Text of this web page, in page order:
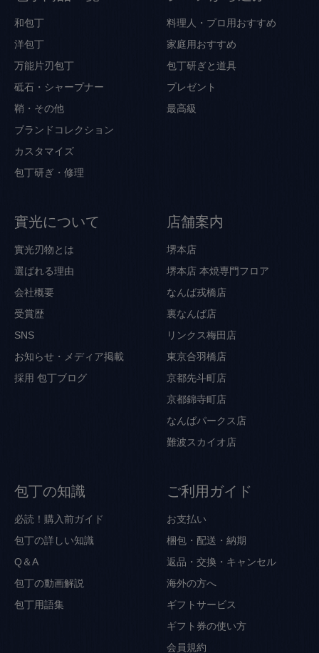
和包丁
洋包丁
万能片刃包丁
砥石・シャープナー
鞘・その他
ブランドコレクション
カスタマイズ
包丁研ぎ・修理
料理人・プロ用おすすめ
家庭用おすすめ
包丁研ぎと道具
プレゼント
最高級
實光について
實光刃物とは
選ばれる理由
会社概要
受賞歴
SNS
お知らせ・メディア掲載
採用 包丁ブログ
店舗案内
堺本店
堺本店 本焼専門フロア
なんば戎橋店
裏なんば店
リンクス梅田店
東京合羽橋店
京都先斗町店
京都錦寺町店
なんばパークス店
難波スカイオ店
包丁の知識
必読！購入前ガイド
包丁の詳しい知識
Q＆A
包丁の動画解説
包丁用語集
ご利用ガイド
お支払い
梱包・配送・納期
返品・交換・キャンセル
海外の方へ
ギフトサービス
ギフト券の使い方
会員規約